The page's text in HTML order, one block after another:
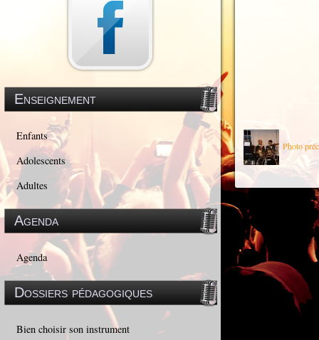
Enseignement
Enfants
Adolescents
Adultes
Agenda
Agenda
Dossiers pédagogiques
Bien choisir son instrument
Photo